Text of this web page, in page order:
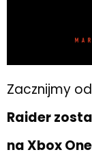
Zacznijmy
Raider
na Xbox